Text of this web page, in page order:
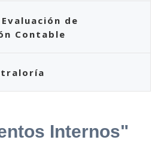
de
Contable
Internos"